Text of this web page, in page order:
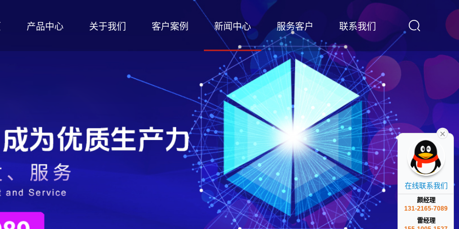
产品中心 关于我们 客户案例 新闻中心 服务客户 联系我们
在线联系我们
颜经理
131-2165-7089
雷经理